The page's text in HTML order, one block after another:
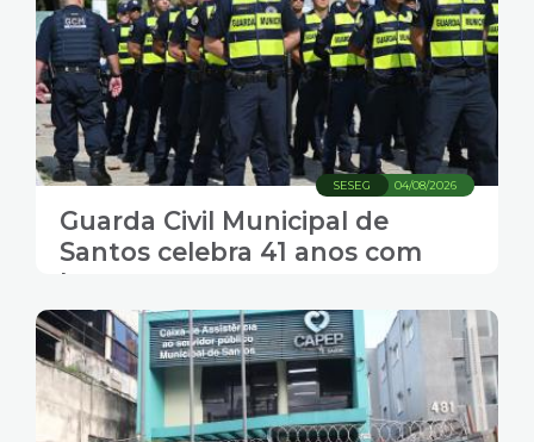
04/08/2026
SESEG
Guarda Civil Municipal de
Santos celebra 41 anos com
homenagens e
reconhecimento